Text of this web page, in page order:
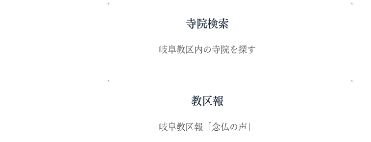
寺院検索
​岐阜教区内の寺院を探す
教区報
​岐阜教区報「念仏の声」